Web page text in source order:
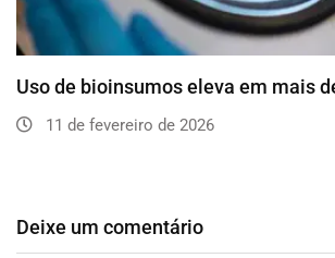
Uso de bioinsumos eleva em mais
11 de fevereiro de 2026
Deixe um comentário